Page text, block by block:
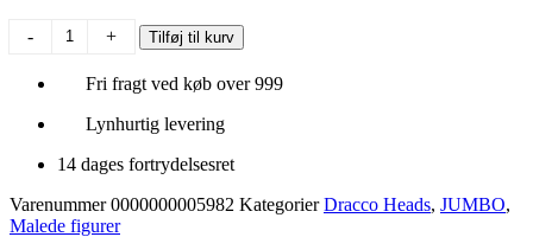
-
antal
+ Tilføj til kurv
Fri fragt ved køb over 999
Lynhurtig levering
14 dages fortrydelsesret
Varenummer0000000005982 Kategorier Dracco Heads, JUMBO,
Malede figurer